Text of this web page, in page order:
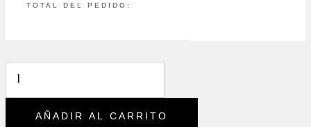
TOTAL DEL PEDIDO:
AÑADIR AL CARRITO